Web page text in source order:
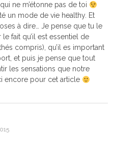
ne m’étonne pas de toi
un mode de vie healthy. Et
à dire… Je pense que tu le
fait qu’il est essentiel de
compris), qu’il es important
et puis je pense que tout
les sensations que notre
encore pour cet article